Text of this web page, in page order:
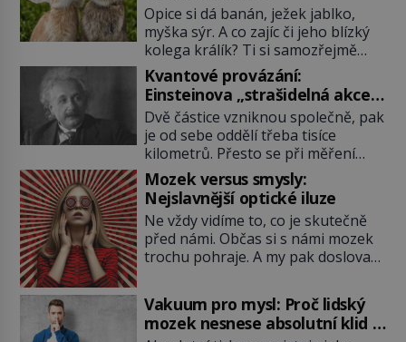
Opice si dá banán, ježek jablko,
myška sýr. A co zajíc či jeho blízký
kolega králík? Ti si samozřejmě
pochutnají na mrkvi! Proč jsou
podobné představy o potravě
zvířat často spíš mýty? Pokud máte
doma králíka, mrkev mu dát
můžete. A nejspíš mu i bude
chutnat, ovšem měl by ji mít jen
jako občasný pamlsek. […]
Kvantové provázání:
Einsteinova „strašidelná akce
na dálku“ dál mate i fascinuje
vědce
Dvě částice vzniknou společně, pak
je od sebe oddělí třeba tisíce
kilometrů. Přesto se při měření
chovají, jako by mezi nimi
existovalo neviditelné pouto. Albert
Einstein tomu s jistou dávkou
ironie říká „strašidelná akce na
dálku“ a dlouhá desetiletí věří, že
musí existovat jednodušší
však ukazují, že kvantový svět
funguje jinak, než […]
Mozek versus smysly:
Nejslavnější optické iluze
Ne vždy vidíme to, co je skutečně
před námi. Občas si s námi mozek
trochu pohraje. A my pak doslova
vznikají ty nejpodivnější optické
iluze? Soustřeď se na to hlavní!
TROXLERŮV EFEKT Náš mozek
Vakuum pro mysl: Proč lidský
mozek nesnese absolutní klid a